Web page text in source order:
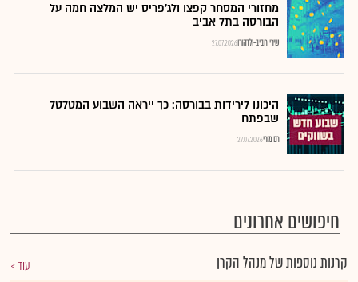
מחזורי המסחר קפצו ולג'פריס יש המלצה חמה על
הבורסה בתל אביב
27.07.2026שירי חביב-ולדהורן
היכונו לירידות בבורסה: כך ייראה השבוע המטלטל
שבפתח
27.07.2026רם מורי
חיפושים אחרונים
קרנות נוספות של מנהל הקרן עוד